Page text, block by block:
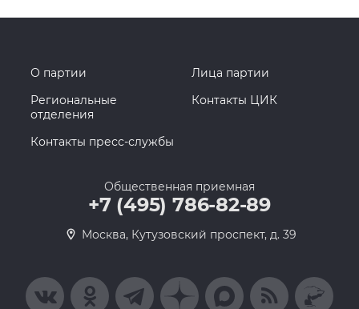
О партии
Лица партии
Региональные
отделения
Контакты ЦИК
Контакты пресс-службы
Общественная приемная
+7 (495) 786-82-89
Москва, Кутузовский проспект, д. 39